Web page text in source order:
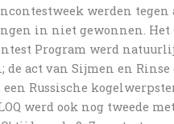
werden tegen
in niet gewonnen. Het
Program werd
de act van Sijmen en
Russische
werd ook nog tweede